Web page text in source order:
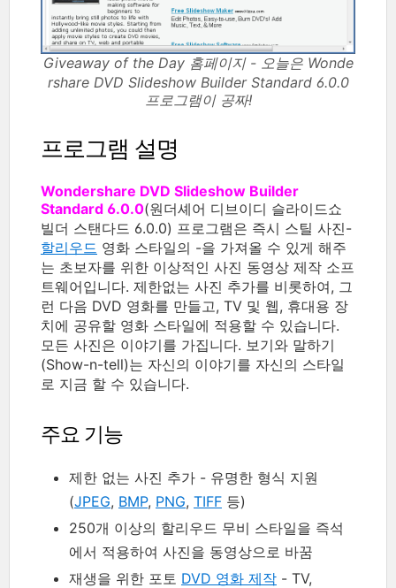
Giveaway of the Day 홈페이지 - 오늘은 Wonde
rshare DVD Slideshow Builder Standard 6.0.0
프로그램이 공짜!
프로그램 설명
Wondershare DVD Slideshow Builder
Standard 6.0.0(원더셰어 디브이디 슬라이드쇼
빌더 스탠다드 6.0.0) 프로그램은 즉시 스틸 사진-
할리우드 영화 스타일의 -을 가져올 수 있게 해주
는 초보자를 위한 이상적인 사진 동영상 제작 소프
트웨어입니다. 제한없는 사진 추가를 비롯하여, 그
런 다음 DVD 영화를 만들고, TV 및 웹, 휴대용 장
치에 공유할 영화 스타일에 적용할 수 있습니다.
모든 사진은 이야기를 가집니다. 보기와 말하기
(Show-n-tell)는 자신의 이야기를 자신의 스타일
로 지금 할 수 있습니다.
주요 기능
제한 없는 사진 추가 - 유명한 형식 지원
(JPEG, BMP, PNG, TIFF 등)
250개 이상의 할리우드 무비 스타일을 즉석
에서 적용하여 사진을 동영상으로 바꿈
재생을 위한 포토 DVD 영화 제작 - TV,